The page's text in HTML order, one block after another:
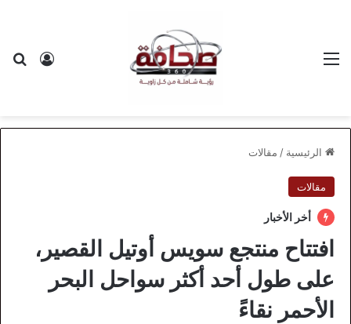
الرئيسية / مقالات
مقالات
أخر الأخبار
افتتاح منتجع سويس أوتيل القصير،
على طول أحد أكثر سواحل البحر
الأحمر نقاءً